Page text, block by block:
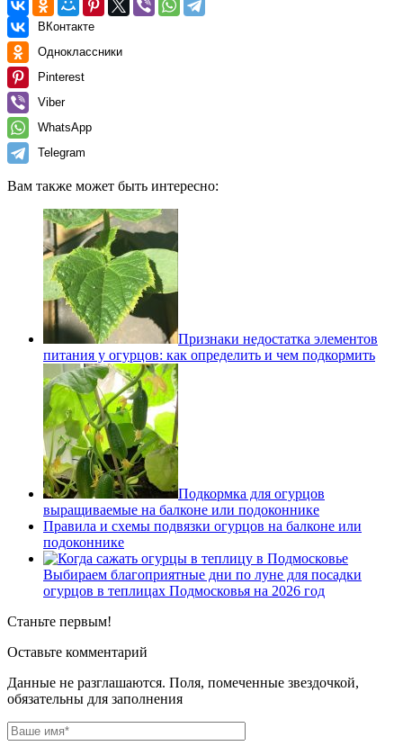
ВКонтакте
Одноклассники
Pinterest
Viber
WhatsApp
Telegram
Вам также может быть интересно:
Признаки недостатка элементов
питания у огурцов: как определить и чем подкормить
Подкормка для огурцов
выращиваемые на балконе или подоконнике
Правила и схемы подвязки огурцов на балконе или
подоконнике
Выбираем благоприятные дни по луне для посадки
огурцов в теплицах Подмосковья на 2026 год
Станьте первым!
Оставьте комментарий
Данные не разглашаются. Поля, помеченные звездочкой,
обязательны для заполнения